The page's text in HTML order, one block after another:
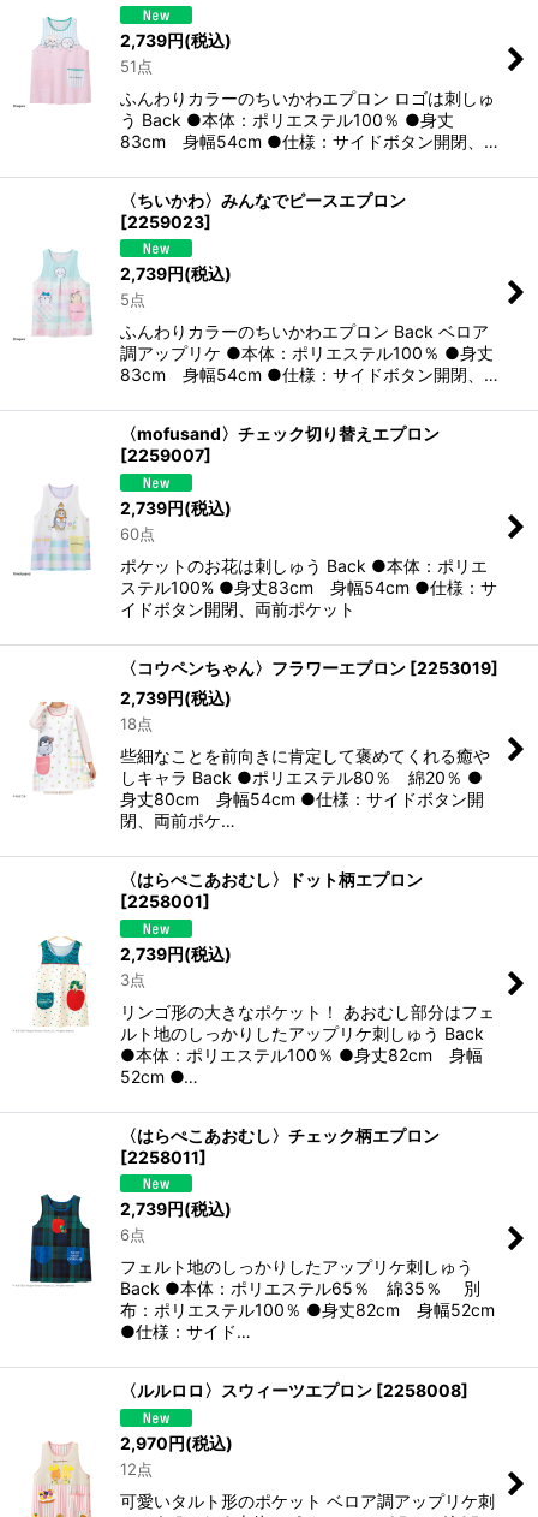
2,739円(税込)
51点
ふんわりカラーのちいかわエプロン ロゴは刺しゅ
う Back ●本体：ポリエステル100％ ●身丈
83cm 身幅54cm ●仕様：サイドボタン開閉、…
〈ちいかわ〉みんなでピースエプロン
[2259023]
2,739円(税込)
5点
ふんわりカラーのちいかわエプロン Back ベロア
調アップリケ ●本体：ポリエステル100％ ●身丈
83cm 身幅54cm ●仕様：サイドボタン開閉、…
〈mofusand〉チェック切り替えエプロン
[2259007]
2,739円(税込)
60点
ポケットのお花は刺しゅう Back ●本体：ポリエ
ステル100% ●身丈83cm 身幅54cm ●仕様：サ
イドボタン開閉、両前ポケット
〈コウペンちゃん〉フラワーエプロン [2253019]
2,739円(税込)
18点
些細なことを前向きに肯定して褒めてくれる癒や
しキャラ Back ●ポリエステル80％ 綿20％ ●
身丈80cm 身幅54cm ●仕様：サイドボタン開
閉、両前ポケ…
〈はらぺこあおむし〉ドット柄エプロン
[2258001]
2,739円(税込)
3点
リンゴ形の大きなポケット！ あおむし部分はフェ
ルト地のしっかりしたアップリケ刺しゅう Back
●本体：ポリエステル100％ ●身丈82cm 身幅
52cm ●…
〈はらぺこあおむし〉チェック柄エプロン
[2258011]
2,739円(税込)
6点
フェルト地のしっかりしたアップリケ刺しゅう
Back ●本体：ポリエステル65％ 綿35％ 別
布：ポリエステル100％ ●身丈82cm 身幅52cm
●仕様：サイド…
〈ルルロロ〉スウィーツエプロン [2258008]
2,970円(税込)
12点
可愛いタルト形のポケット ベロア調アップリケ刺